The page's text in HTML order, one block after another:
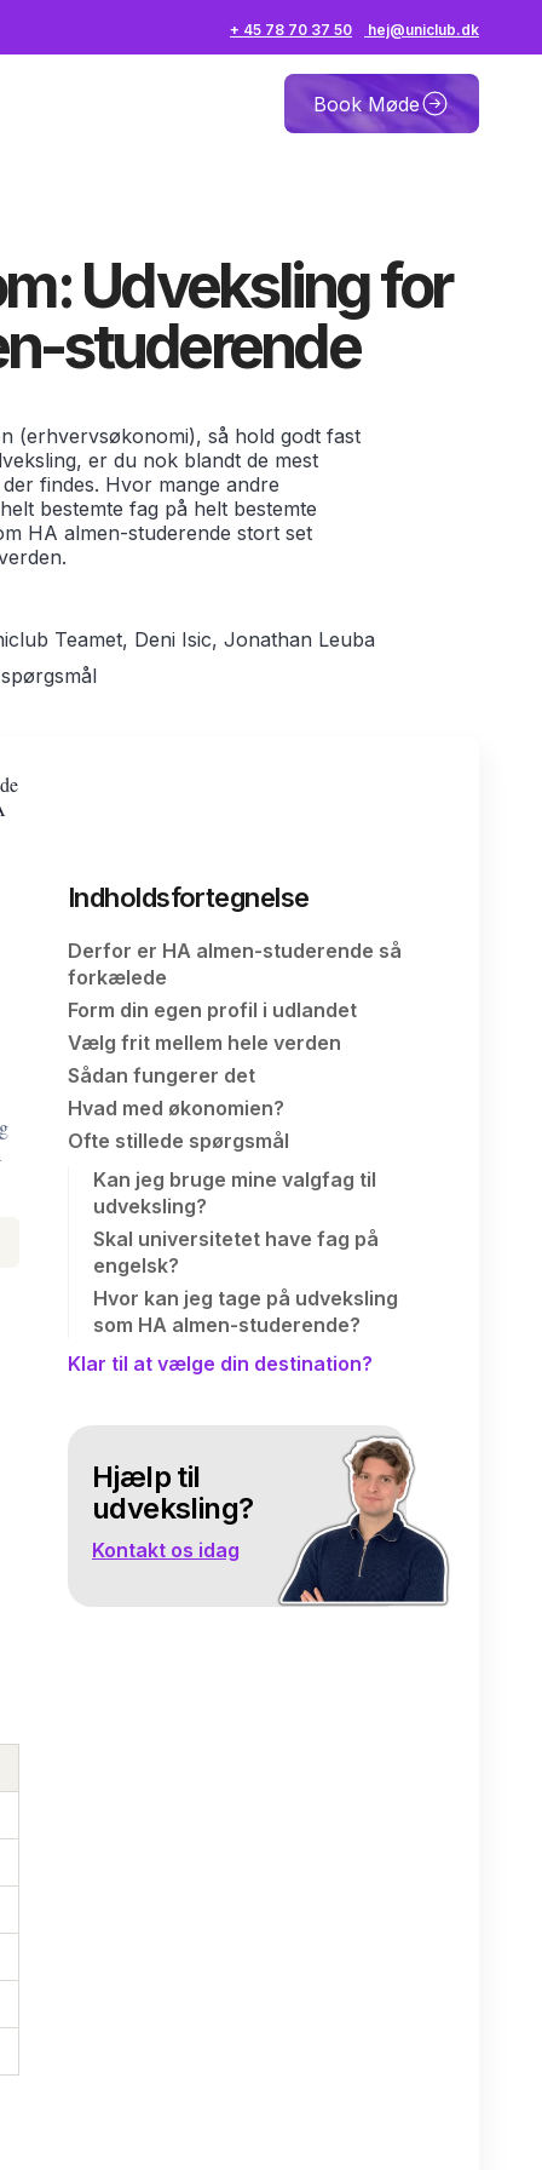
+ 45 78 70 37 50 hej@uniclub.dk
Book Møde
Udveksling for
studerende
(erhvervsøkonomi), så hold godt fast
er du nok blandt de mest
findes. Hvor mange andre
bestemte fag på helt bestemte
HA almen-studerende stort set
Teamet, Deni Isic, Jonathan Leuba
Indholdsfortegnelse
Derfor er HA almen-studerende så
forkælede
Form din egen profil i udlandet
Vælg frit mellem hele verden
Sådan fungerer det
Hvad med økonomien?
Ofte stillede spørgsmål
Kan jeg bruge mine valgfag til
udveksling?
Skal universitetet have fag på
engelsk?
Hvor kan jeg tage på udveksling
som HA almen-studerende?
Klar til at vælge din destination?
Hjælp til
udveksling?
Kontakt os idag